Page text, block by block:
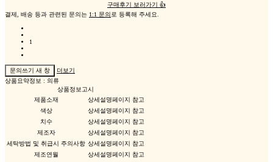
구매후기 보러가기 👍
결제, 배송 등과 관련된 문의는 1:1 문의로 등록해 주세요.
1
문의쓰기 새 창
더보기
상품요약정보 : 의류
상품정보고시
제품소재
상세설명페이지 참고
색상
상세설명페이지 참고
치수
상세설명페이지 참고
제조자
상세설명페이지 참고
세탁방법 및 취급시 주의사항 상세설명페이지 참고
제조연월
상세설명페이지 참고